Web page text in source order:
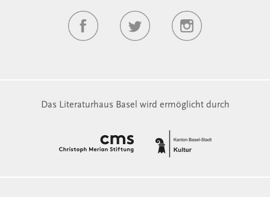
Das Literaturhaus Basel wird ermöglicht durch